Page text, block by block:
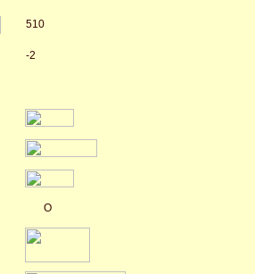
510
-2
O